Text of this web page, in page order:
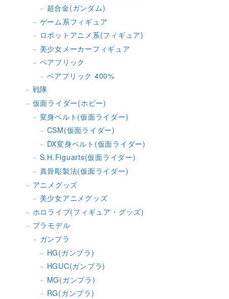
超合金(ガンダム)
ゲーム系フィギュア
ロボットアニメ系(フィギュア)
美少女メーカーフィギュア
ベアブリック
ベアブリック 400%
戦隊
仮面ライダー(ホビー)
変身ベルト(仮面ライダー)
CSM(仮面ライダー)
DX変身ベルト(仮面ライダー)
S.H.Figuarts(仮面ライダー)
真骨彫製法(仮面ライダー)
アニメグッズ
美少女アニメグッズ
ホロライブ(フィギュア・グッズ)
プラモデル
ガンプラ
HG(ガンプラ)
HGUC(ガンプラ)
MG(ガンプラ)
RG(ガンプラ)